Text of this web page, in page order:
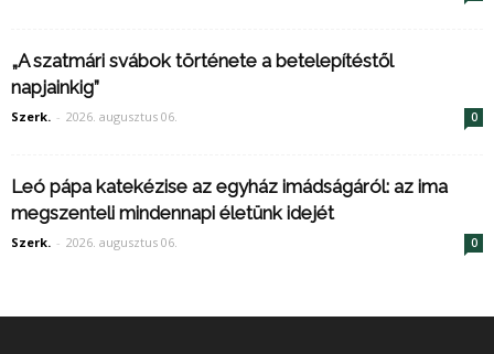
„A szatmári svábok története a betelepítéstől
napjainkig”
Szerk. - 2026. augusztus 06. 0
Leó pápa katekézise az egyház imádságáról: az ima
megszenteli mindennapi életünk idejét
Szerk. - 2026. augusztus 06. 0